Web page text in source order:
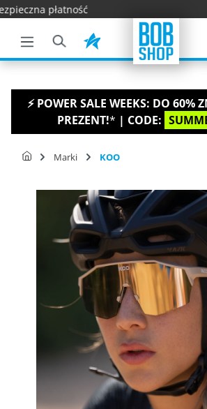
zawartości
⚡ POWER SALE WEEKS: DO 60%
PREZENT!* | CODE:
Marki KOO